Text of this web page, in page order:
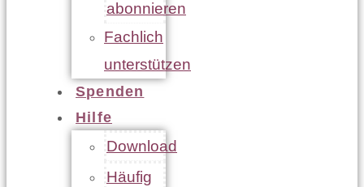
abonnieren
Fachlich
unterstützen
Spenden
Hilfe
Download
Häufig